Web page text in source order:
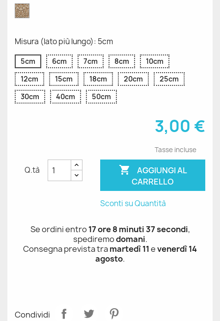
Oro
Glitter
Misura (lato più lungo): 5cm
5cm 6cm 7cm 8cm
10cm
12cm
15cm 18cm 20cm
25cm
30cm
40cm 50cm
3,00 €
Tasse incluse
Q.tà 
CARRELLO
Sconti su Quantità
Se ordini entro17 ore 8 minuti 37 secondi,
spediremodomani.
Consegna prevista tramartedì 11evenerdì 14
agosto.
Condividi